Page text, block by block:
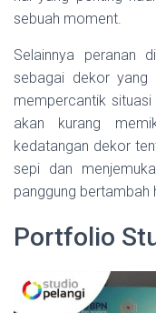
sebuah moment.
Selainnya peranan
sebagai dekor yang
mempercantik
akan kurang
kedatangan dekor
sepi dan
panggung bertambah
Portfolio